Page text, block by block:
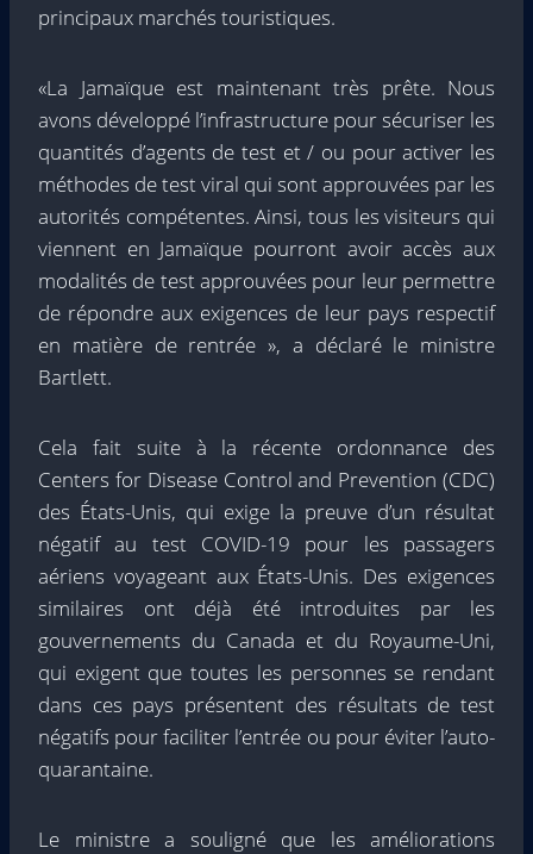
principaux marchés touristiques.
«La Jamaïque est maintenant très prête. Nous
avons développé l’infrastructure pour sécuriser les
quantités d’agents de test et / ou pour activer les
méthodes de test viral qui sont approuvées par les
autorités compétentes. Ainsi, tous les visiteurs qui
viennent en Jamaïque pourront avoir accès aux
modalités de test approuvées pour leur permettre
de répondre aux exigences de leur pays respectif
en matière de rentrée », a déclaré le ministre
Bartlett.
Cela fait suite à la récente ordonnance des
Centers for Disease Control and Prevention (CDC)
des États-Unis, qui exige la preuve d’un résultat
négatif au test COVID-19 pour les passagers
aériens voyageant aux États-Unis. Des exigences
similaires ont déjà été introduites par les
gouvernements du Canada et du Royaume-Uni,
qui exigent que toutes les personnes se rendant
dans ces pays présentent des résultats de test
négatifs pour faciliter l’entrée ou pour éviter l’auto-
quarantaine.
Le ministre a souligné que les améliorations